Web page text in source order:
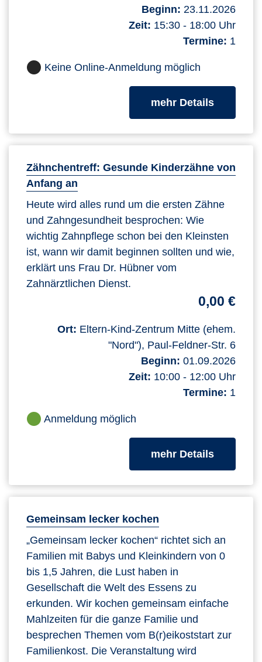
Beginn: 23.11.2026
Zeit: 15:30 - 18:00 Uhr
Termine: 1
Keine Online-Anmeldung möglich
mehr Detailszum
Zähnchentreff: Gesunde Kinderzähne von
Anfang an
Heute wird alles rund um die ersten Zähne
und Zahngesundheit besprochen: Wie
wichtig Zahnpflege schon bei den Kleinsten
ist, wann wir damit beginnen sollten und wie,
erklärt uns Frau Dr. Hübner vom
Zahnärztlichen Dienst.
0,00 €
Ort: Eltern-Kind-Zentrum Mitte (ehem.
"Nord"), Paul-Feldner-Str. 6
Beginn: 01.09.2026
Zeit: 10:00 - 12:00 Uhr
Termine: 1
Anmeldung möglich
mehr Detailszum
Gemeinsam lecker kochen
„Gemeinsam lecker kochen“ richtet sich an
Familien mit Babys und Kleinkindern von 0
bis 1,5 Jahren, die Lust haben in
Gesellschaft die Welt des Essens zu
erkunden. Wir kochen gemeinsam einfache
Mahlzeiten für die ganze Familie und
besprechen Themen vom B(r)eikoststart zur
Familienkost. Die Veranstaltung wird